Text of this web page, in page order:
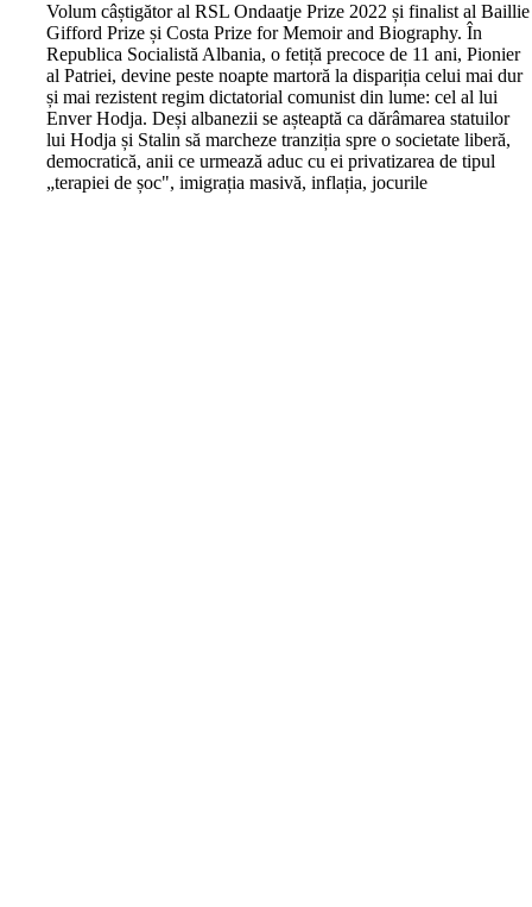
Volum câștigător al RSL Ondaatje Prize 2022 și finalist al Baillie
Gifford Prize și Costa Prize for Memoir and Biography. În
Republica Socialistă Albania, o fetiță precoce de 11 ani, Pionier
al Patriei, devine peste noapte martoră la dispariția celui mai dur
și mai rezistent regim dictatorial comunist din lume: cel al lui
Enver Hodja. Deși albanezii se așteaptă ca dărâmarea statuilor
lui Hodja și Stalin să marcheze tranziția spre o societate liberă,
democratică, anii ce urmează aduc cu ei privatizarea de tipul
„terapiei de șoc", imigrația masivă, inflația, jocurile